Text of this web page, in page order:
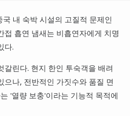
내 숙박 시설의 고질적 문제인
접 흡연 냄새는 비흡연자에게 치명
다.
갈린다. 현지 한인 투숙객을 배려
으나, 전반적인 가짓수와 품질 면
'열량 보충'이라는 기능적 목적에